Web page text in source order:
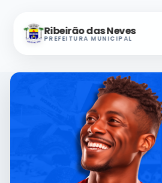
Ribeirão das Neves
PREFEITURA MUNICIPAL
Nevinho
Assistente Virtual
A-